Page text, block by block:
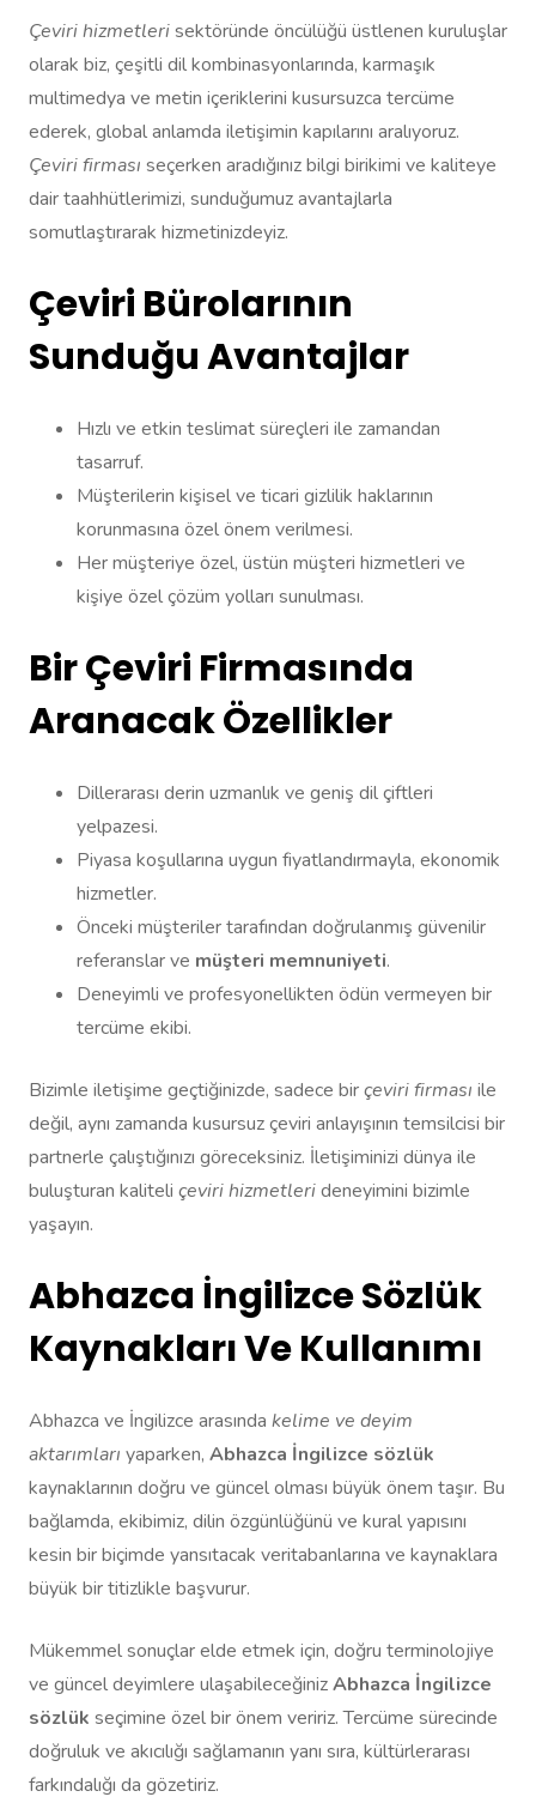
Çeviri hizmetlerisektöründe öncülüğü üstlenen kuruluşlar
olarak biz, çeşitli dil kombinasyonlarında, karmaşık
multimedya ve metin içeriklerini kusursuzca tercüme
ederek, global anlamda iletişimin kapılarını aralıyoruz.
Çeviri firması seçerken aradığınız bilgi birikimi ve kaliteye
dair taahhütlerimizi, sunduğumuz avantajlarla
somutlaştırarak hizmetinizdeyiz.
Çeviri Bürolarının
Sunduğu Avantajlar
Hızlı ve etkin teslimat süreçleri ile zamandan
tasarruf.
Müşterilerin kişisel ve ticari gizlilik haklarının
korunmasına özel önem verilmesi.
Her müşteriye özel, üstün müşteri hizmetleri ve
kişiye özel çözüm yolları sunulması.
Bir Çeviri Firmasında
Aranacak Özellikler
Dillerarası derin uzmanlık ve geniş dil çiftleri
yelpazesi.
Piyasa koşullarına uygun fiyatlandırmayla, ekonomik
hizmetler.
Önceki müşteriler tarafından doğrulanmış güvenilir
referanslar ve müşteri memnuniyeti.
Deneyimli ve profesyonellikten ödün vermeyen bir
tercüme ekibi.
Bizimle iletişime geçtiğinizde, sadece birçeviri firması ile
değil, aynı zamanda kusursuz çeviri anlayışının temsilcisi bir
partnerle çalıştığınızı göreceksiniz. İletişiminizi dünya ile
buluşturan kaliteli çeviri hizmetlerideneyimini bizimle
yaşayın.
Abhazca İngilizce Sözlük
Kaynakları Ve Kullanımı
Abhazca ve İngilizce arasında kelime ve deyim
aktarımları yaparken, Abhazca İngilizce sözlük
kaynaklarının doğru ve güncel olması büyük önem taşır. Bu
bağlamda, ekibimiz, dilin özgünlüğünü ve kural yapısını
kesin bir biçimde yansıtacak veritabanlarına ve kaynaklara
büyük bir titizlikle başvurur.
Mükemmel sonuçlar elde etmek için, doğru terminolojiye
ve güncel deyimlere ulaşabileceğinizAbhazca İngilizce
sözlük seçimine özel bir önem veririz. Tercüme sürecinde
doğruluk ve akıcılığı sağlamanın yanı sıra, kültürlerarası
farkındalığı da gözetiriz.